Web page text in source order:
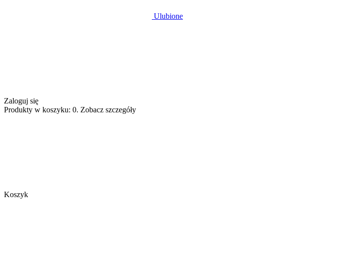
Ulubione
Zaloguj się
Produkty w koszyku: 0. Zobacz szczegóły
Koszyk